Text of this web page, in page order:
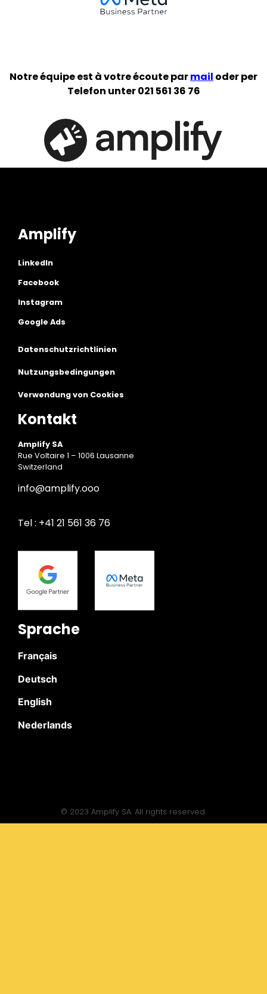
Notre équipe est à votre écoute parmail oder per
Telefon unter 021 561 36 76
Amplify
LinkedIn
Facebook
Instagram
Google Ads
Datenschutzrichtlinien
Nutzungsbedingungen
Verwendung von Cookies
Kontakt
Amplify SA
Rue Voltaire 1 – 1006 Lausanne
Switzerland
info@amplify.ooo
Tel : +41 21 561 36 76
Sprache
Français
Deutsch
English
Nederlands
© 2023 Amplify SA. All rights reserved.